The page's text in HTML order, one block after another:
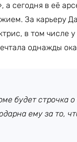
сегодня в её
За карьеру
в том числе
однажды
будет строчка о
ему за то,